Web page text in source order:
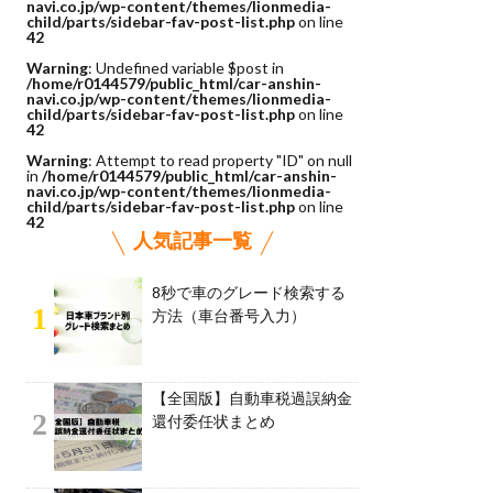
navi.co.jp/wp-content/themes/lionmedia-
child/parts/sidebar-fav-post-list.phpon line
42
Warning: Undefined variable $post in
/home/r0144579/public_html/car-anshin-
navi.co.jp/wp-content/themes/lionmedia-
child/parts/sidebar-fav-post-list.phpon line
42
Warning: Attempt to read property "ID" on null
in /home/r0144579/public_html/car-anshin-
navi.co.jp/wp-content/themes/lionmedia-
child/parts/sidebar-fav-post-list.phpon line
42
人気記事一覧
1
8秒で車のグレード検索する
方法（車台番号入力）
2
【全国版】自動車税過誤納金
還付委任状まとめ